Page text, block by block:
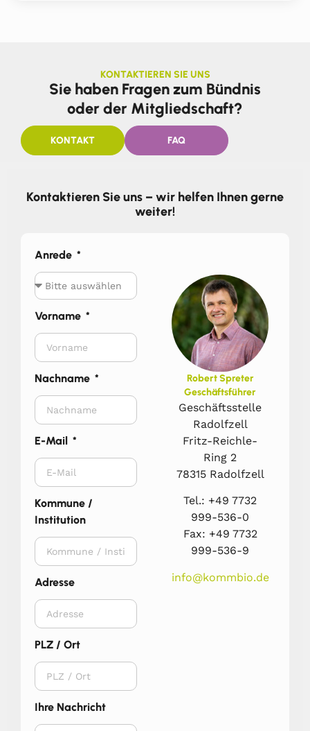
KONTAKTIEREN SIE UNS
Sie haben Fragen zum Bündnis
oder der Mitgliedschaft?
KONTAKT FAQ
Kontaktieren Sie uns – wir helfen Ihnen gerne
weiter!
Anrede
Vorname
Nachname
E-Mail
Kommune /
Institution
Adresse
PLZ / Ort
Ihre Nachricht
Robert Spreter
Geschäftsführer
Geschäftsstelle
Radolfzell
Fritz-Reichle-
Ring 2
78315 Radolfzell
Tel.: +49 7732
999-536-0
Fax: +49 7732
999-536-9
info@kommbio.de